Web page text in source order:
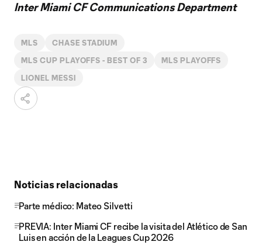
Inter Miami CF Communications Department
MLS CHASE STADIUM
MLS CUP PLAYOFFS - BEST OF 3 MLS PLAYOFFS
LIONEL MESSI
Noticias relacionadas
Parte médico: Mateo Silvetti
PREVIA: Inter Miami CF recibe la visita del Atlético de San
Luis en acción de la Leagues Cup 2026